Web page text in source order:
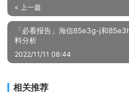
« 上一篇
「必看报告」海信85e3g-j和
料分析
2022/11/11 08:44
相关推荐